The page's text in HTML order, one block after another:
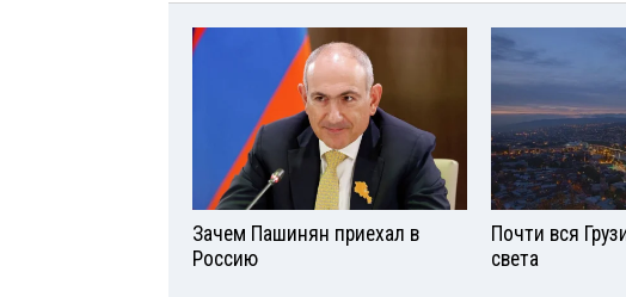
Зачем Пашинян приехал в
Россию
Почти вся
света